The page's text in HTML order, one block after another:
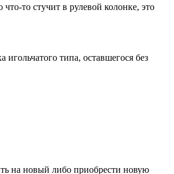
то стучит в рулевой колонке, это
игольчатого типа, оставшегося без
на новый либо приобрести новую